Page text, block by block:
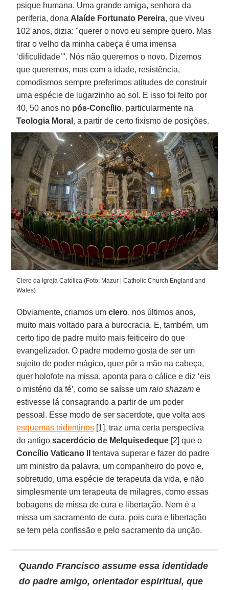
psique humana. Uma grande amiga, senhora da
periferia, dona Alaíde Fortunato Pereira, que viveu
102 anos, dizia: "querer o novo eu sempre quero. Mas
tirar o velho da minha cabeça é uma imensa
‘dificulidade’". Nós não queremos o novo. Dizemos
que queremos, mas com a idade, resistência,
comodismos sempre preferimos atitudes de construir
uma espécie de lugarzinho ao sol. E isso foi feito por
40, 50 anos no pós-Concílio, particularmente na
Teologia Moral , a partir de certo fixismo de posições.
Clero da Igreja Católica (Foto: Mazur | Catholic Church England and
Wales)
Obviamente, criamos umclero, nos últimos anos,
muito mais voltado para a burocracia. E, também, um
certo tipo de padre muito mais feiticeiro do que
evangelizador. O padre moderno gosta de ser um
sujeito de poder mágico, quer pôr a mão na cabeça,
quer holofote na missa, aponta para o cálice e diz ‘eis
o mistério da fé’, como se saísse umraio shazam e
estivesse lá consagrando a partir de um poder
pessoal. Esse modo de ser sacerdote, que volta aos
esquemas tridentinos [1], traz uma certa perspectiva
do antigosacerdócio de Melquisedeque [2] que o
Concílio Vaticano II
tentava superar e fazer do padre
um ministro da palavra, um companheiro do povo e,
sobretudo, uma espécie de terapeuta da vida, e não
simplesmente um terapeuta de milagres, como essas
bobagens de missa de cura e libertação. Nem é a
missa um sacramento de cura, pois cura e libertação
se tem pela confissão e pelo sacramento da unção.
Quando Francisco assume essa identidade
do padre amigo, orientador espiritual, que